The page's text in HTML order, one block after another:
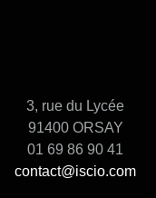
3, rue du Lycée
91400 ORSAY
01 69 86 90 41
contact@iscio.com